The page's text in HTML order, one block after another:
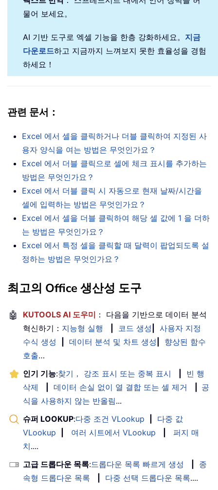
물어 보세요。
AI 기반 도구로 엑셀 기능을 한층 강화하세요。 지금
다운로드하고 지금까지 느껴보지 못한 효율성을 경험
하세요！
관련 문서：
Excel 에서 셀을 클릭하거나 더블 클릭하여 지정된 사
용자 양식을 여는 방법은 무엇인가요？
Excel 에서 더블 클릭으로 셀에 체크 표시를 추가하는
방법은 무엇인가요？
Excel 에서 더블 클릭 시 자동으로 현재 날짜/시간을
셀에 입력하는 방법은 무엇인가요？
Excel 에서 셀을 더블 클릭하여 해당 셀 값에 1 을 더하
는 방법은 무엇인가요？
Excel 에서 특정 셀을 클릭할 때 달력이 팝업되도록 설
정하는 방법은 무엇인가요？
최고의 Office 생산성 도구
🤖 KUTOOLS AI 도우미 ： 다음을 기반으로 데이터 분석
혁신하기： 지능형 실행 코드 생성
사용자 지정
수식 생성
데이터 분석 및 차트 생성
향상된 함수
호출…
인기 기능:찾기， 강조 표시 또는 중복 표시
빈 행
삭제
데이터 손실 없이 열 결합 또는 셀 제거
공
식을 사용하지 않는 반올림...
슈퍼 LOOKUP:다중 조건 VLookup
다중 값
VLookup
여러 시트에서 VLookup
퍼지 매
치....
고급 드롭다운 목록:드롭다운 목록 빠르게 생성
종
속형 드롭다운 목록
다중 선택 드롭다운 목록....